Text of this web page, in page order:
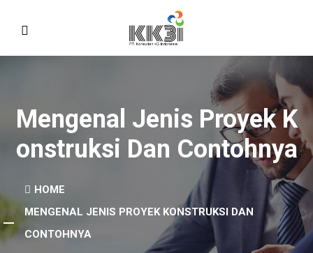
Mengenal Jenis Proyek K
Onstruksi Dan Contohnya
HOME
MENGENAL JENIS PROYEK KONSTRUKSI DAN
CONTOHNYA